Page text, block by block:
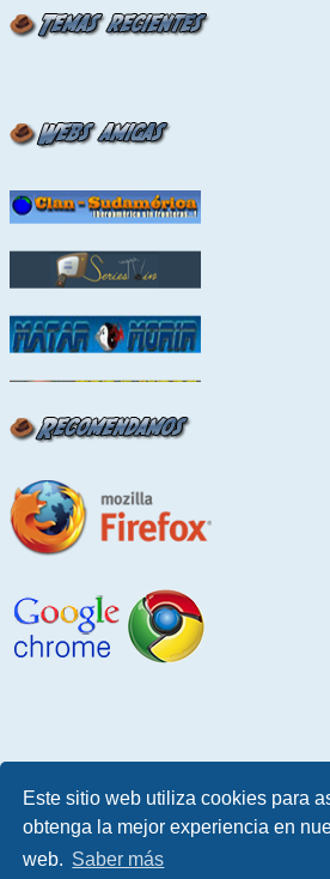
Este sitio web utiliza cookies para
obtenga la mejor experiencia en
web. Saber más